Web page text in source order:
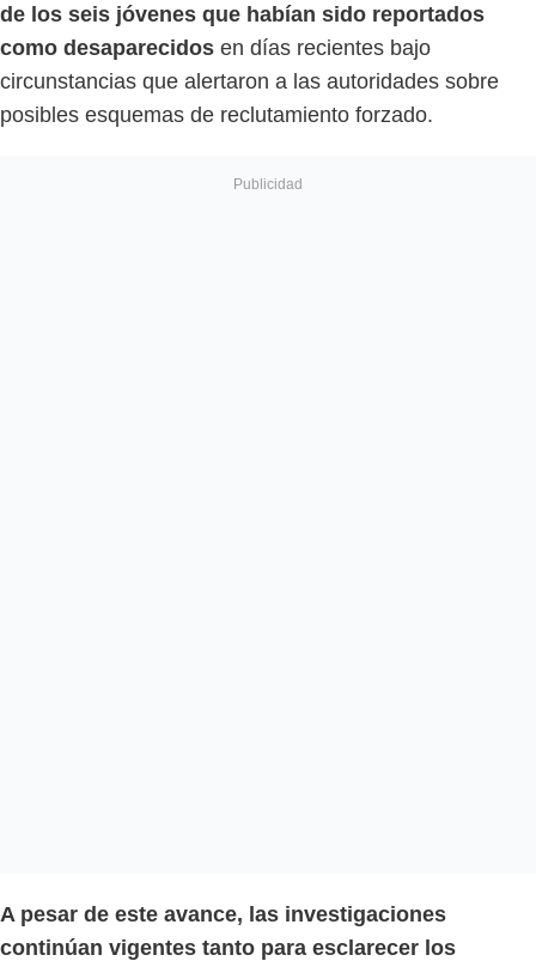
de los seis jóvenes que habían sido reportados
como desaparecidos en días recientes bajo
circunstancias que alertaron a las autoridades sobre
posibles esquemas de reclutamiento forzado.
A pesar de este avance, las investigaciones
continúan vigentes tanto para esclarecer los